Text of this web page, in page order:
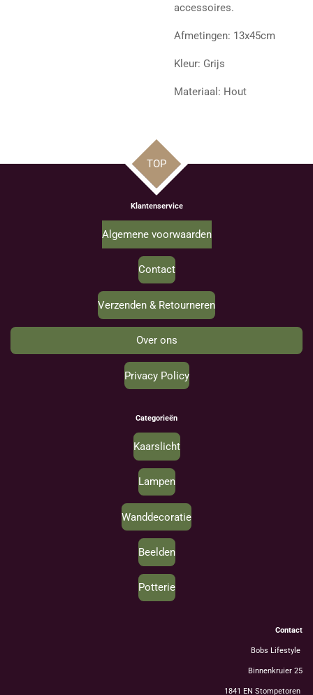
accessoires.
Afmetingen: 13x45cm
Kleur: Grijs
Materiaal: Hout
TOP
Klantenservice
Algemene voorwaarden
Contact
Verzenden & Retourneren
Over ons
Privacy Policy
Categorieën
Kaarslicht
Lampen
Wanddecoratie
Beelden
Potterie
Contact
Bobs Lifestyle
Binnenkruier 25
1841 EN Stompetoren